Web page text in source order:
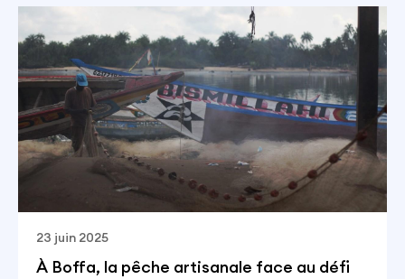
23 juin 2025
À Boffa, la pêche artisanale face au défi